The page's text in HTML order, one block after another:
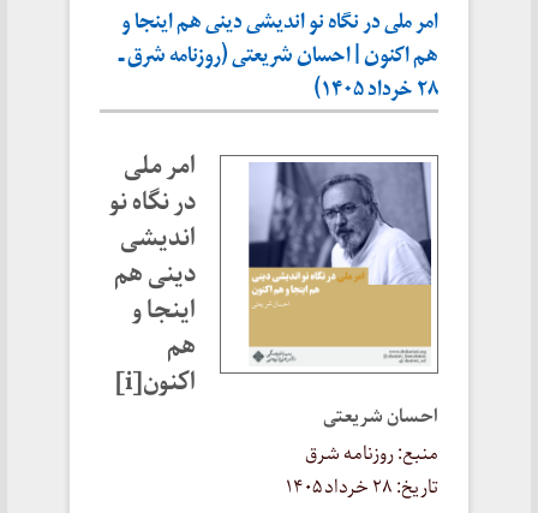
امر ملی در نگاه نو اندیشی دینی هم اینجا و
هم اکنون | احسان شریعتی (روزنامه شرق ـ
۲۸ خرداد ۱۴۰۵)
امر ملی
در نگاه نو
اندیشی
دینی هم
اینجا و
هم
اکنون[i]
احسان شریعتی
منبع: روزنامه شرق
تاریخ: ۲۸ خرداد ۱۴۰۵